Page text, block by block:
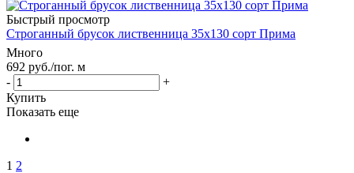
Быстрый просмотр
Строганный брусок лиственница 35х130 сорт Прима
Много
692 руб./пог. м
-
+
Купить
Показать еще
1 2